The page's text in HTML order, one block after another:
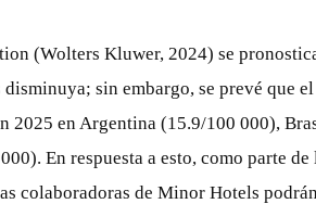
(Wolters Kluwer, 2024) se
sin embargo, se prevé que
2025 en Argentina (15.9/100 000),
En respuesta a esto, como parte de
colaboradoras de Minor Hotels